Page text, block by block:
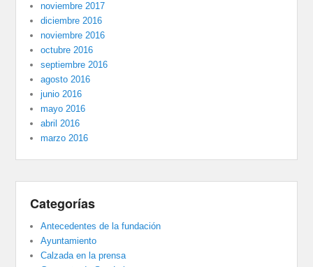
noviembre 2017
diciembre 2016
noviembre 2016
octubre 2016
septiembre 2016
agosto 2016
junio 2016
mayo 2016
abril 2016
marzo 2016
Categorías
Antecedentes de la fundación
Ayuntamiento
Calzada en la prensa